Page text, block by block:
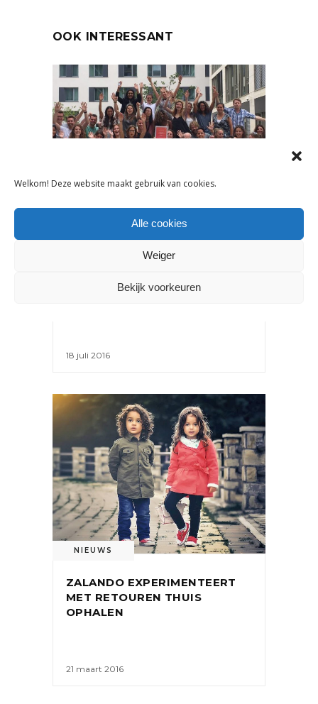
Welkom! Deze website maakt gebruik van cookies.
Alle cookies
Weiger
Bekijk voorkeuren
OOK INTERESSANT
DIT ZIJN DE BEST
MODERETAILERS VAN
18 juli 2016
NIEUWS
ZALANDO EXPERIMENTEERT
MET RETOUREN THUIS
OPHALEN
21 maart 2016